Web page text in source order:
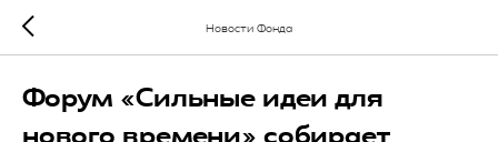
Новости Фонда
Форум «Сильные идеи для
нового времени» собирает